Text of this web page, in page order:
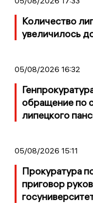
Количество
увеличилось
05/08/2026 16:32
обращение по
липецкого
05/08/2026 15:11
Прокуратура
приговор